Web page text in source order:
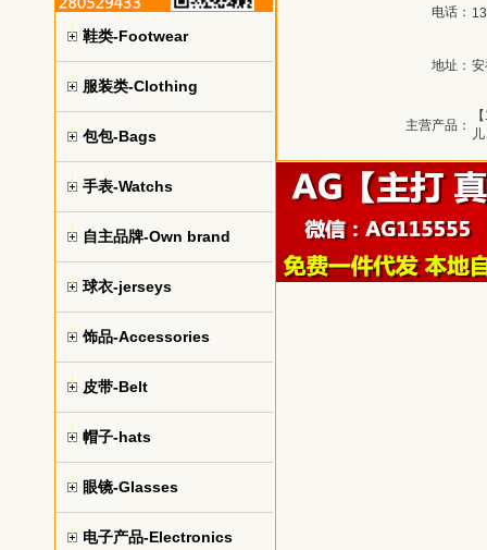
鞋类-Footwear
服装类-Clothing
包包-Bags
手表-Watchs
自主品牌-Own brand
球衣-jerseys
饰品-Accessories
皮带-Belt
帽子-hats
眼镜-Glasses
电子产品-Electronics
电话：
地址：
主营产品：